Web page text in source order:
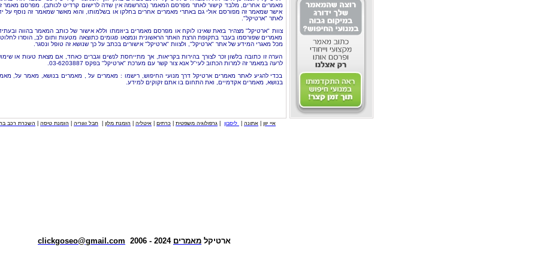
מאמרים אחרים, מלבד קישור לאתר מפרסם המאמר (בהרשמה אין שדה לרישום קרדיט לכותב). מפרסם מאמר
אישר שמאמר זה מפורסם אולי גם באתרי מאמרים אחרים בחלקו או בשלמותו, והוא מאשר שמאמר זה נוסף על
לאתר "ארטיקל".
צוות "ארטיקל" מצהיר בזאת שאינו לוקח או מפרסם מאמרים ביוזמתו וללא אישור של כותב המאמר בהווה
מאמרים שפורסמו בעבר בתקופת הרצת האתר הראשונית ונמצאו פגומים כתוצאה מטעות ותום לב, הוסרו
מכל מאגרי המידע של אתר "ארטיקל", ולצוות "ארטיקל" אישורים בכתב על כך שנושא זה טופל ונסגר.
הערה זו כתובה בלשון זכר לצורך בהירות בקריאות, אך מתייחסת לנשים וגברים כאחד, אם מצאת טעות או
לרעה במאמר זה למרות הכתוב לעי"ל אנא צור קשר עם מערכת "ארטיקל" בפקס 03-6203887.
בכדי להגיע לאתר מאמרים ארטיקל דרך מנועי החיפוש, רישמו : מאמרים על , מאמרים בנושא, מאמר על,
בנושא, מאמרים אקדמיים, ואת התחום בו אתם זקוקים למידע.
איי יוון אתונה ליסבון גרפולוגיה משפטית כרתים איטליה הזמנת מלון חבל זגוריה הזמנת טיסה השכרת רכב
ארטיקל מאמרים 2024 - 2006
clickgoseo@gmail.com